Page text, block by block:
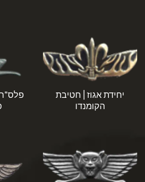
יחידת אגוז | חטיבת
הקומנדו